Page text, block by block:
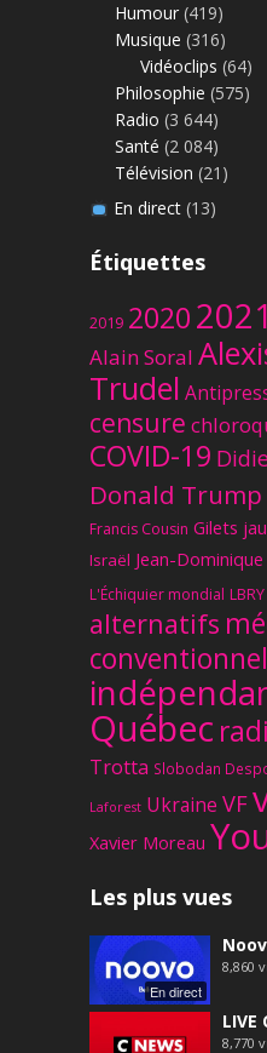
Humour (419)
Musique (316)
Vidéoclips (64)
Philosophie (575)
Radio (3 644)
Santé (2 084)
Télévision (21)
En direct(13)
Étiquettes
2019 20202021
Alain Soral
Trudel
censure
COVID-19
Donald Trump
Francis Cousin Gilets
Israël Jean-
L'Échiquier mondial LBRY
alternatifs
Québec
Trotta Slobodan
Laforest Ukraine VF
Xavier Moreau
Les plus vues
En direct
8,860
LIVE
8,770